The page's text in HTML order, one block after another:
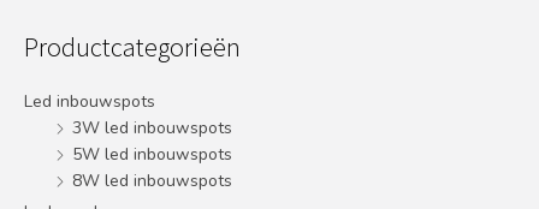
Productcategorieën
Led inbouwspots
3W led inbouwspots
5W led inbouwspots
8W led inbouwspots